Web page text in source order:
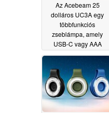
Az Acebeam 25
dolláros UC3A egy
többfunkciós
zseblámpa, amely
USB-C vagy AAA
működik